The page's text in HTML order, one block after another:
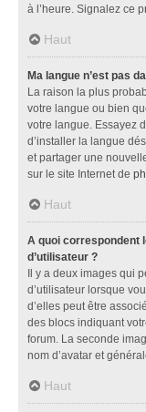
à l’heure. Signalez ce
Haut
Ma langue n’est pas
La raison la plus
votre langue ou bien
votre langue. Essayez
d’installer la langue
et partager une
sur le site Internet de
Haut
A quoi correspondent
d’utilisateur ?
Il y a deux images qui
d’utilisateur lorsque
d’elles peut être
des blocs indiquant
forum. La seconde
nom d’avatar et
Haut